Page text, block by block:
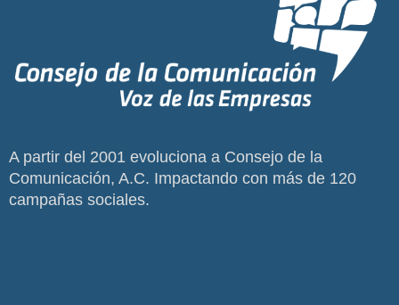
A partir del 2001 evoluciona a Consejo de la
Comunicación, A.C. Impactando con más de 120
campañas sociales.